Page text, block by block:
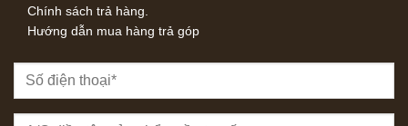
Chính sách trả hàng.
Hướng dẫn mua hàng trả góp